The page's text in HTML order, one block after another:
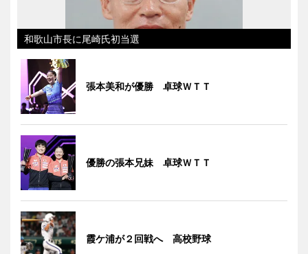
和歌山市長に尾崎氏初当選
張本美和が優勝 卓球ＷＴＴ
優勝の張本兄妹 卓球ＷＴＴ
霞ケ浦が２回戦へ 高校野球